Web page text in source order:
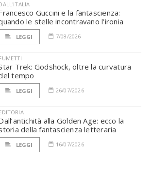
Guccini e la fantascienza:
le stelle incontravano l’ironia
LEGGI 7/08/2026
Trek: Godshock, oltre la curvatura
tempo
LEGGI 26/07/2026
alla Golden Age: ecco la
della fantascienza letteraria
LEGGI 16/07/2026